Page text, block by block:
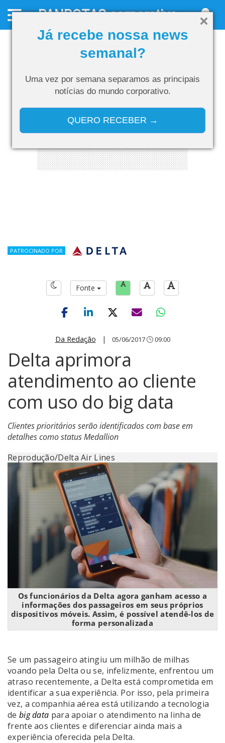
Já recebe nossa news
semanal?
Uma vez por semana separamos as principais
notícias do mundo corporativo.
QUERO RECEBER →
PANROTAScorporativo
PATROCINADO POR
Fonte
Da Redação | 05/06/2017 09:00
Delta aprimora
atendimento ao cliente
com uso do big data
Clientes prioritários serão identificados com base em
detalhes como status Medallion
Reprodução/Delta Air Lines
Os funcionários da Delta agora ganham acesso a
informações dos passageiros em seus próprios
dispositivos móveis. Assim, é possível atendê-los de
forma personalizada
Se um passageiro atingiu um milhão de milhas
voando pela Delta ou se, infelizmente, enfrentou um
atraso recentemente, a Delta está comprometida em
identificar a sua experiência. Por isso, pela primeira
vez, a companhia aérea está utilizando a tecnologia
de big data para apoiar o atendimento na linha de
frente aos clientes e diferenciar ainda mais a
experiência oferecida pela Delta.